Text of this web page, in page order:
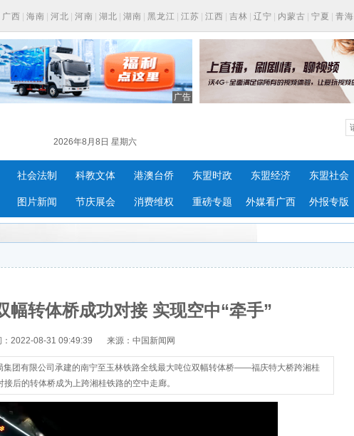
广西 海南 河北 河南 湖北 湖南 黑龙江 江苏 江西 吉林 辽宁 内蒙古 宁夏 青海
广告
2026年8月8日 星期六
社会法制 科教文体 港澳台侨 东盟时政 东盟经济 东盟社会
图片新闻 节庆展会 消费维权 重磅专题 外媒看广西 外报专版
幅转体桥成功对接 实现空中“牵手”
：2022-08-31 09:49:39 来源：中国新闻网
集团有限公司承建的南宁至玉林铁路全线最大吨位双幅转体桥——福庆特大桥跨湘桂
后的转体桥成为上跨湘桂铁路的空中走廊。